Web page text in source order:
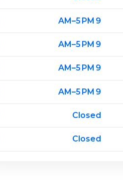
9 AM–5 PM
9 AM–5 PM
9 AM–5 PM
9 AM–5 PM
Closed
Closed